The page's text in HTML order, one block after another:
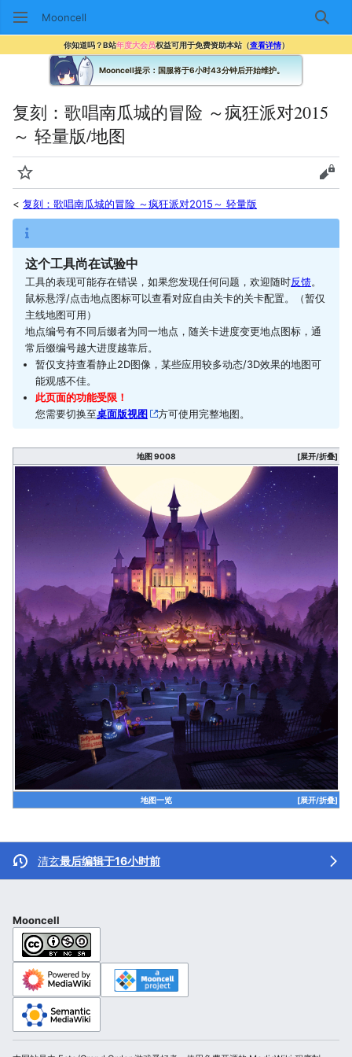
Mooncell 搜索
你知道吗？B站年度大会员权益可用于免费资助本站（查看详情）
Mooncell提示：国服将于6小时43分钟后开始维护。
复刻：歌唱南瓜城的冒险 ～疯狂派对2015
～ 轻量版/地图
监视
查看
< 复刻：歌唱南瓜城的冒险 ～疯狂派对2015～ 轻量版
这个工具尚在试验中
工具的表现可能存在错误，如果您发现任何问题，欢迎随时反馈。
鼠标悬浮/点击地点图标可以查看对应自由关卡的关卡配置。（暂仅
主线地图可用）
地点编号有不同后缀者为同一地点，随关卡进度变更地点图标，通
常后缀编号越大进度越靠后。
暂仅支持查看静止2D图像，某些应用较多动态/3D效果的地图可
能观感不佳。
此页面的功能受限！
您需要切换至桌面版视图 方可使用完整地图。
地图 9008 [展开/折叠]
地图一览 [展开/折叠]
清玄最后编辑于16小时前
Mooncell